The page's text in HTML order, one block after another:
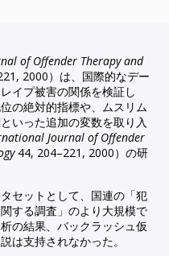
of Offender Therapy and
2000）は、国際的なデー
イプ被害の関係を検証し
の絶対的指標や、ムスリム
いった追加の変数を取り入
Journal of Offender
44, 204–221, 2000）の研
セットとして、国連の「犯
する調査」のより大規模で
の結果、バックラッシュ仮
は支持されなかった。